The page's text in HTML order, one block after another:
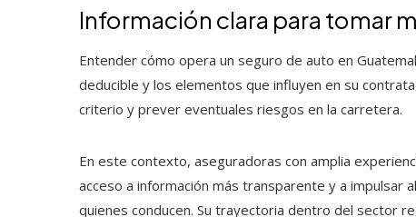
Información clara para tomar
Entender cómo opera un seguro de auto en
deducible y los elementos que influyen en su
criterio y prever eventuales riesgos en la carretera.
En este contexto, aseguradoras con amplia
acceso a información más transparente y a impulsar
quienes conducen. Su trayectoria dentro del sector